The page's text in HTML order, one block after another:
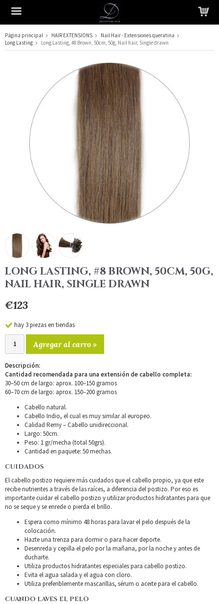
El producto ha sido añadido a su carrito
Página principal HAIR EXTENSIONS
Nail Hair - Extensiones queratina
Long Lasting
Long Lasting, #8 Brown, 50cm, 50g, Nail hair, Single drawn
LONG LASTING, #8 BROWN, 50CM, 50G,
NAIL HAIR, SINGLE DRAWN
€123
hay 3 piezas en tiendas
Agregar al carro »
Descripción:
Cantidad recomendada para una extensión de cabello completa:
30–50 cm de largo: aprox. 100–150 gramos
60–70 cm de largo: aprox. 150–200 gramos
Cabello natural.
Cabello Indio, el cual es muy similar al europeo.
Calidad Remy – Cabello unidireccional.
Largo: 50cm.
Peso: 1 gr/mecha (total 50grs).
Cantidad en paquete: 50 mechas.
CUIDADOS
El cabello postizo requiere más cuidados que el cabello propio, ya que este
recibe nutrientes a través de las raíces, a diferencia del postizo. Por eso es
importante cuidar el cabello postizo y utilizar productos hidratantes para que
no se seque y se enrede o pierda el brillo.
Espera como mínimo 48 horas para lavar el pelo después de la
colocación.
Hazte una trenza para dormir o para hacer deporte.
Desenreda y cepilla el pelo por la mañana, por la noche y antes de
ducharte.
Utiliza productos hidratantes especiales para cabello postizo.
Evita el agua salada y el agua con cloro.
Utiliza preferiblemente mascarillas, sérum o aceite para el cabello.
CUANDO LAVES EL PELO